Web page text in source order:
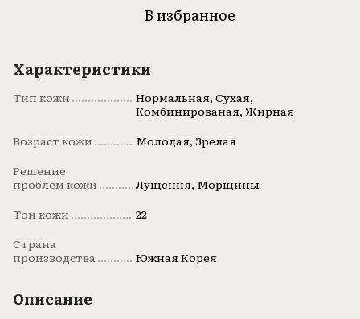
В избранное
Характеристики
Тип кожи
Нормальная, Сухая,
Комбинированая, Жирная
Возраст кожи
Молодая, Зрелая
Решение
проблем кожи
Лущення, Морщины
Тон кожи
22
Страна
производства
Южная Корея
Описание